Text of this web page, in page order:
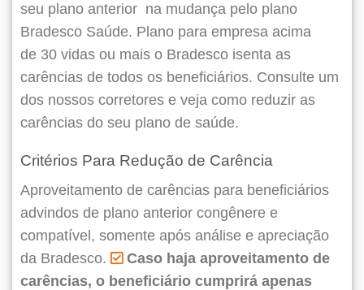
seu plano anterior na mudança pelo plano
Bradesco Saúde. Plano para empresa acima
de 30 vidas ou mais o Bradesco isenta as
carências de todos os beneficiários. Consulte um
dos nossos corretores e veja como reduzir as
carências do seu plano de saúde.
Critérios Para Redução de Carência
Aproveitamento de carências para beneficiários
advindos de plano anterior congênere e
compatível, somente após análise e apreciação
da Bradesco.
Caso haja aproveitamento de
carências, o beneficiário cumprirá apenas